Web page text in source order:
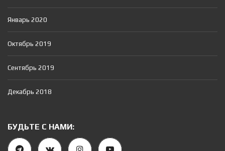
Январь 2020
Октябрь 2019
Сентябрь 2019
Декабрь 2018
БУДЬТЕ С НАМИ: